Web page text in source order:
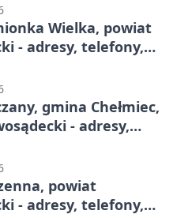
Wielka, powiat
- adresy, telefony,
gmina Chełmiec,
- adresy,
powiat
- adresy, telefony,